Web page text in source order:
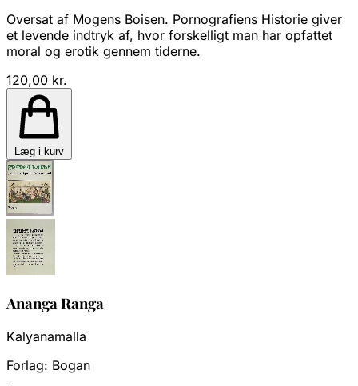
Oversat af Mogens Boisen. Pornografiens Historie giver
et levende indtryk af, hvor forskelligt man har opfattet
moral og erotik gennem tiderne.
120,00 kr.
Læg i kurv
Ananga Ranga
Kalyanamalla
Forlag: Bogan